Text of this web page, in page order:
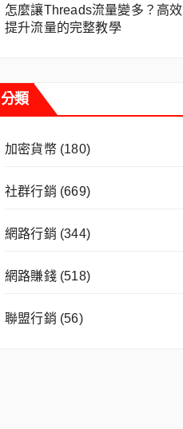
怎麼讓Threads流量變多？高效
提升流量的完整教學
分類
加密貨幣(180)
社群行銷 (669)
網路行銷 (344)
網路賺錢(518)
聯盟行銷 (56)